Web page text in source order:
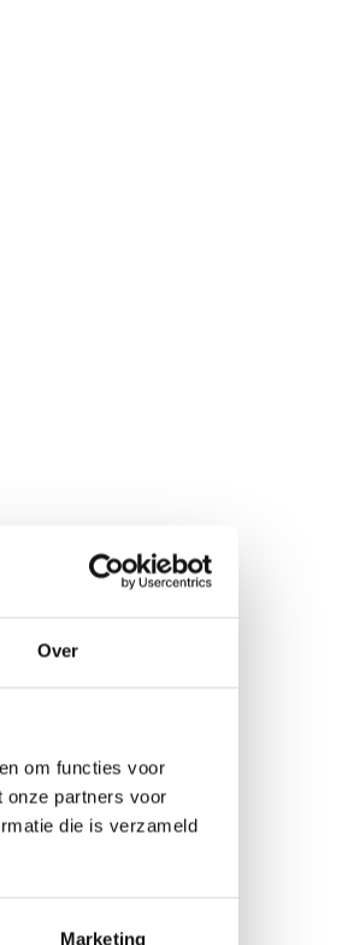
Over
om functies voor
onze partners voor
die is verzameld
Marketing